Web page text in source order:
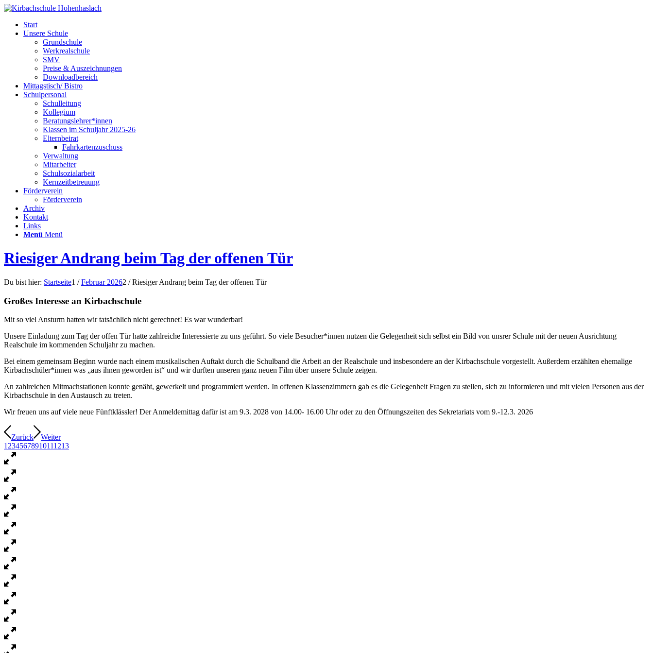
Start
Unsere Schule
Grundschule
Werkrealschule
SMV
Preise & Auszeichnungen
Downloadbereich
Mittagstisch/ Bistro
Schulpersonal
Schulleitung
Kollegium
Beratungslehrer*innen
Klassen im Schuljahr 2025-26
Elternbeirat
Fahrkartenzuschuss
Verwaltung
Mitarbeiter
Schulsozialarbeit
Kernzeitbetreuung
Förderverein
Förderverein
Archiv
Kontakt
Links
Menü Menü
Riesiger Andrang beim Tag der offenen Tür
Du bist hier: Startseite1 / Februar 20262 / Riesiger Andrang beim Tag der offenen Tür
Großes Interesse an Kirbachschule
Mit so viel Ansturm hatten wir tatsächlich nicht gerechnet! Es war wunderbar!
Unsere Einladung zum Tag der offen Tür hatte zahlreiche Interessierte zu uns geführt. So viele Besucher*innen nutzen die Gelegenheit sich selbst ein Bild von unsrer Schule mit der neuen Ausrichtung
Realschule im kommenden Schuljahr zu machen.
Bei einem gemeinsam Beginn wurde nach einem musikalischen Auftakt durch die Schulband die Arbeit an der Realschule und insbesondere an der Kirbachschule vorgestellt. Außerdem erzählten ehemalige
Kirbachschüler*innen was „aus ihnen geworden ist“ und wir durften unseren ganz neuen Film über unsere Schule zeigen.
An zahlreichen Mitmachstationen konnte genäht, gewerkelt und programmiert werden. In offenen Klassenzimmern gab es die Gelegenheit Fragen zu stellen, sich zu informieren und mit vielen Personen aus der
Kirbachschule in den Austausch zu treten.
Wir freuen uns auf viele neue Fünftklässler! Der Anmeldemittag dafür ist am 9.3. 2028 von 14.00- 16.00 Uhr oder zu den Öffnungszeiten des Sekretariats vom 9.-12.3. 2026
Zurück
Weiter
1 2345678910111213